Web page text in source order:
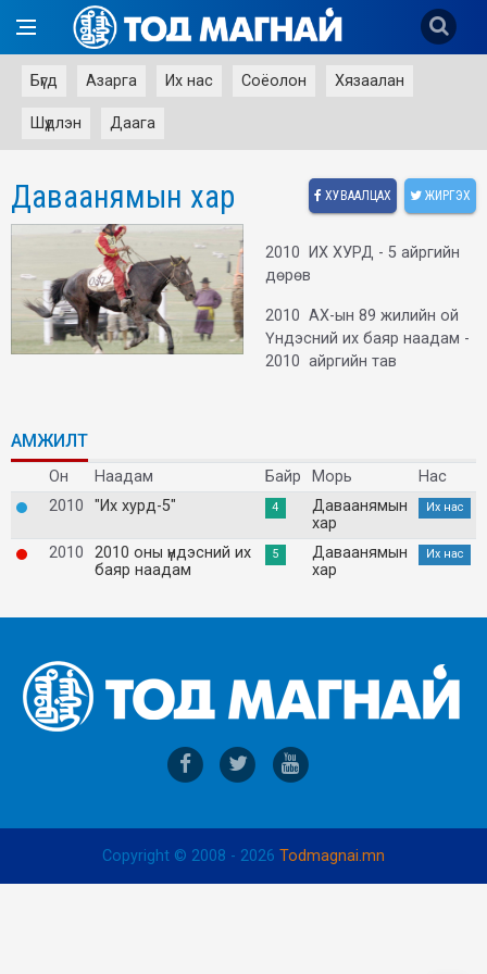
Бүгд Азарга Их нас Соёолон Хязаалан
Шүдлэн Даага
Даваанямын хар ХУВААЛЦАХ ЖИРГЭХ
2010 ИХ ХУРД - 5 айргийн
дөрөв
2010 АХ-ын 89 жилийн ой
Үндэсний их баяр наадам -
2010 айргийн тав
АМЖИЛТ
Он Наадам Байр Морь
Нас
2010
"Их хурд-5" 4
Даваанямын
хар
Их нас
2010
2010 оны үндэсний их
баяр наадам
5
Даваанямын
хар
Их нас
Copyright © 2008 - 2026 Todmagnai.mn